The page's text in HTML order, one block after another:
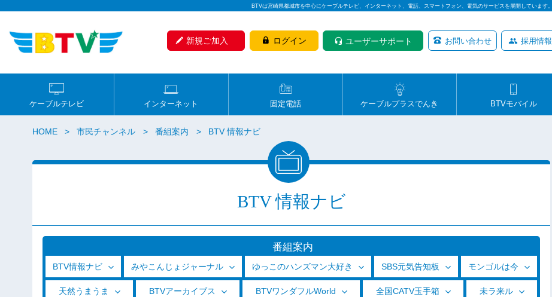
BTVは宮崎県都城市を中心にケーブルテレビ、インターネット、電話、スマートフォン、電気のサービスを展開しています。
新規ご加入 ログイン ユーザーサポート お問い合わせ 採用情報
ケーブルテレビ インターネット 固定電話 ケーブルプラスでんき BTVモバイル
HOME 市民チャンネル 番組案内 BTV 情報ナビ
BTV 情報ナビ
番組案内
BTV情報ナビ みやこんじょジャーナル ゆっこのハンズマン大好き SBS元気告知板 モンゴルは今
天然うまうま BTVアーカイブス BTVワンダフルWorld 全国CATV玉手箱 未ラ来ル